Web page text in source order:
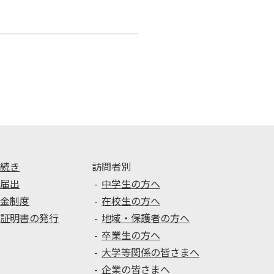
き
出
制度
明書の発行
訪問者別
中学生の方へ
在校生の方へ
地域・保護者の方へ
卒業生の方へ
大学等関係の皆さまへ
企業の皆さまへ